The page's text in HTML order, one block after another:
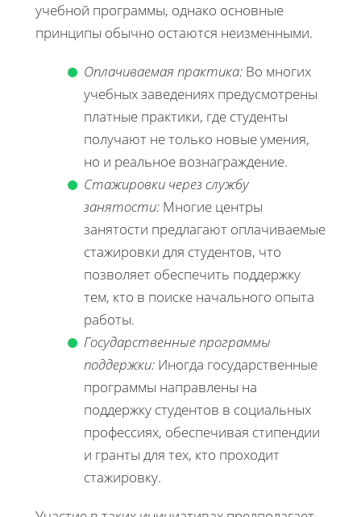
учебной программы, однако основные
принципы обычно остаются неизменными.
Оплачиваемая практика: Во многих
учебных заведениях предусмотрены
платные практики, где студенты
получают не только новые умения,
но и реальное вознаграждение.
Стажировки через службу
занятости: Многие центры
занятости предлагают оплачиваемые
стажировки для студентов, что
позволяет обеспечить поддержку
тем, кто в поиске начального опыта
работы.
Государственные программы
поддержки: Иногда государственные
программы направлены на
поддержку студентов в социальных
профессиях, обеспечивая стипендии
и гранты для тех, кто проходит
стажировку.